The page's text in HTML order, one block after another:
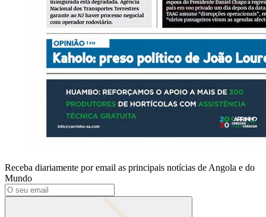
Receba diariamente por email as principais notícias de Angola e do
Mundo